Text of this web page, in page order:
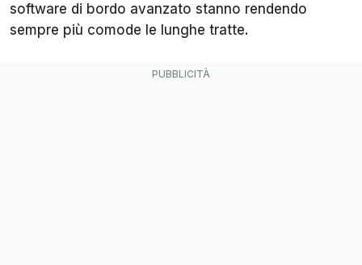
software di bordo avanzato stanno rendendo
sempre più comode le lunghe tratte.